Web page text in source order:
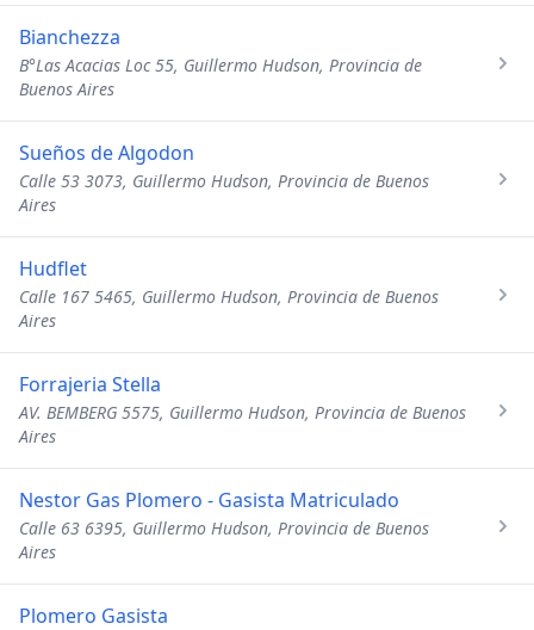
Bianchezza
B°Las Acacias Loc 55, Guillermo Hudson, Provincia de
Buenos Aires
Sueños de Algodon
Calle 53 3073, Guillermo Hudson, Provincia de Buenos
Aires
Hudflet
Calle 167 5465, Guillermo Hudson, Provincia de Buenos
Aires
Forrajeria Stella
AV. BEMBERG 5575, Guillermo Hudson, Provincia de Buenos
Aires
Nestor Gas Plomero - Gasista Matriculado
Calle 63 6395, Guillermo Hudson, Provincia de Buenos
Aires
Plomero Gasista